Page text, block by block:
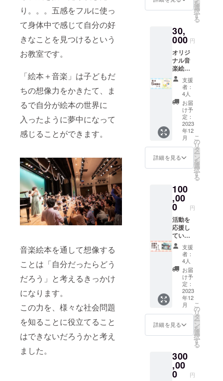
り。。。五感をフルに使っ
て身体中で感じて自分の好
きなことを見つけるという
お教室です。
「絵本＋音楽」は子どもだ
ちの想像力をかきたて、ま
るで自分が絵本の世界に
入ったように夢中になって
感じることができます。
音楽絵本を通して想像する
ことは「自分だったらどう
だろう」と考えるきっかけ
になります。
この力を、様々な社会問題
を知ることに役立てること
はできないだろうかと考え
ました。
自分
用 ３
※送料込
絵本を
希望さ
れない
方はそ
の旨お
書きく
ださ
い。 ク
リア
ファイ
ル、缶
バッチ
をお送
りしま
す。
を
選
択
す
る
30,
000 円
オリジ
ナル音
楽絵本
「ポー
リーと
ナー
ミーの
まほう
のス
テッ
キ」
p44 187
× 262
１冊ご
自分
用 ５
※送料込
絵本を
希望さ
れない
方はそ
の旨お
書きく
ださ
い。 ク
リア
ファイ
ル、缶
バッ
チ、
ノート
をお送
りしま
す。
支援
者：
4人
お届
け予
定：
2023
年12
月
詳細を見る
こ
の
リ
タ
ー
ン
を
選
択
す
る
100
,00
0 円
活動を
応援し
ていま
す！
コー
ス お
礼の
メール
企業・
自治
体・団
体様向
け
支援
者：
4人
お届
け予
定：
2023
年12
月
詳細を見る
こ
の
リ
タ
ー
ン
を
選
択
す
る
300
,00
0 円